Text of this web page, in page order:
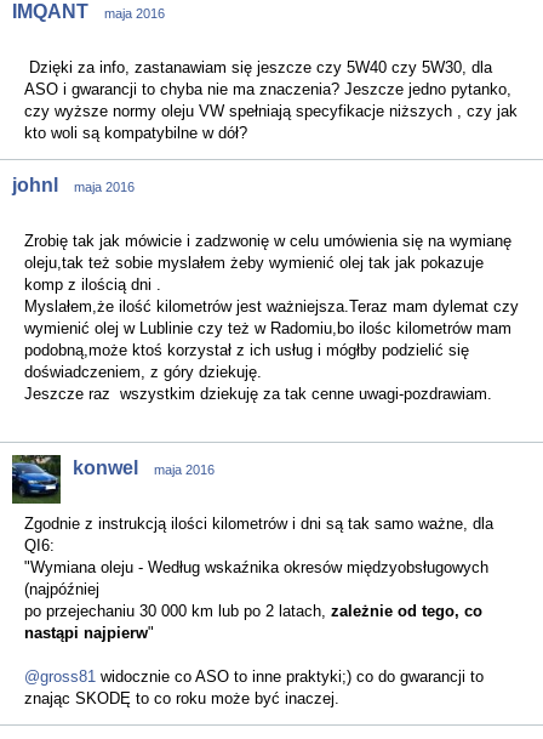
IMQANT maja 2016
Dzięki za info, zastanawiam się jeszcze czy 5W40 czy 5W30, dla
ASO i gwarancji to chyba nie ma znaczenia? Jeszcze jedno pytanko,
czy wyższe normy oleju VW spełniają specyfikacje niższych , czy jak
kto woli są kompatybilne w dół?
johnl maja 2016
Zrobię tak jak mówicie i zadzwonię w celu umówienia się na wymianę
oleju,tak też sobie myslałem żeby wymienić olej tak jak pokazuje
komp z ilością dni .
Myslałem,że ilość kilometrów jest ważniejsza.Teraz mam dylemat czy
wymienić olej w Lublinie czy też w Radomiu,bo ilośc kilometrów mam
podobną,może ktoś korzystał z ich usług i mógłby podzielić się
doświadczeniem, z góry dziekuję.
Jeszcze raz wszystkim dziekuję za tak cenne uwagi-pozdrawiam.
konwel maja 2016
Zgodnie z instrukcją ilości kilometrów i dni są tak samo ważne, dla
QI6:
"Wymiana oleju - Według wskaźnika okresów międzyobsługowych
(najpóźniej
po przejechaniu 30 000 km lub po 2 latach, zależnie od tego, co
nastąpi najpierw"
@gross81 widocznie co ASO to inne praktyki;) co do gwarancji to
znając SKODĘ to co roku może być inaczej.